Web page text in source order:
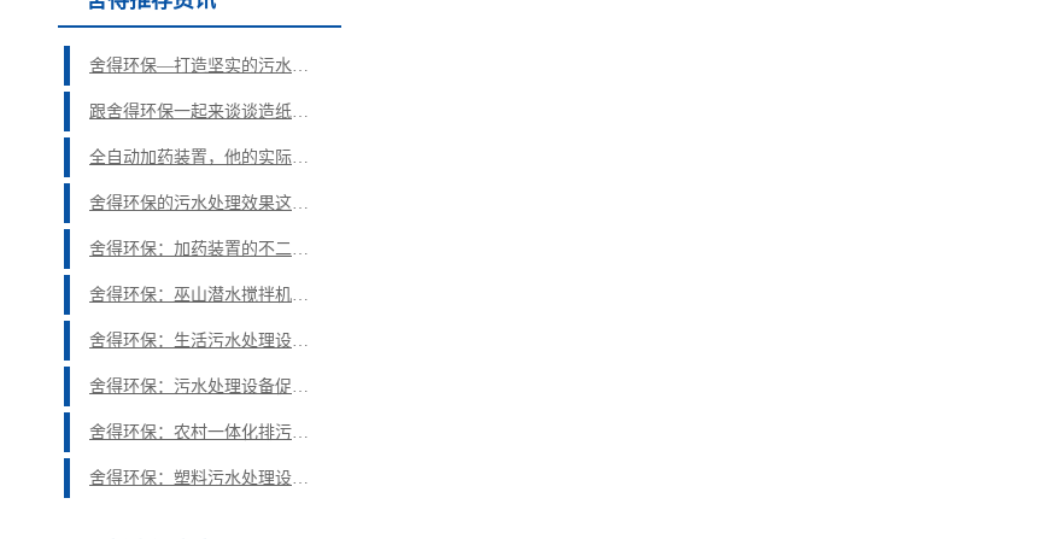
舍得环保—打造坚实的污水处理绿色未来
跟舍得环保一起来谈谈造纸污水治理工程的那些事
全自动加药装置，他的实际应用超乎你想象！
舍得环保的污水处理效果这么好，出色的加药装置必不可少
舍得环保：加药装置的不二之选，舍我其谁
舍得环保：巫山潜水搅拌机应用厂家
舍得环保：生活污水处理设备有哪些功能特点？
舍得环保：污水处理设备促进了经济的发展
舍得环保：农村一体化排污设备有什么功能特点？
舍得环保：塑料污水处理设备的溶气罐压力过高怎么解决？